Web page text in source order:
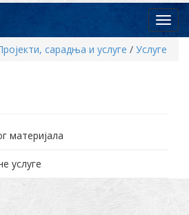
сарадња и услуге / Услуге
материјала
услуге